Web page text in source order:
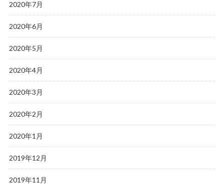
2020年7月
2020年6月
2020年5月
2020年4月
2020年3月
2020年2月
2020年1月
2019年12月
2019年11月